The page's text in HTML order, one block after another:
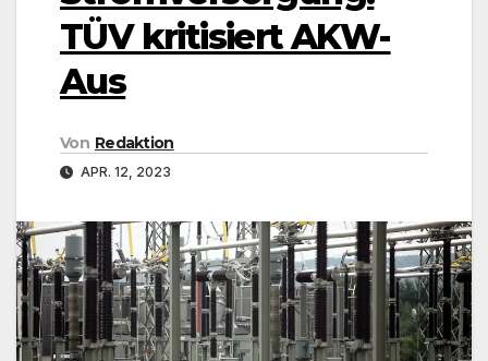
TÜV kritisiert AKW-
Aus
Von Redaktion
APR. 12, 2023